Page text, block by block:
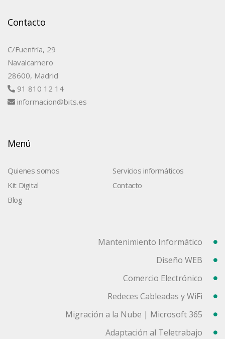
Contacto
C/Fuenfría, 29
Navalcarnero
28600, Madrid
91 810 12 14
informacion@bits.es
Menú
Quienes somos
Servicios informáticos
Kit Digital
Contacto
Blog
Mantenimiento Informático
Diseño WEB
Comercio Electrónico
Redeces Cableadas y WiFi
Migración a la Nube | Microsoft 365
Adaptación al Teletrabajo